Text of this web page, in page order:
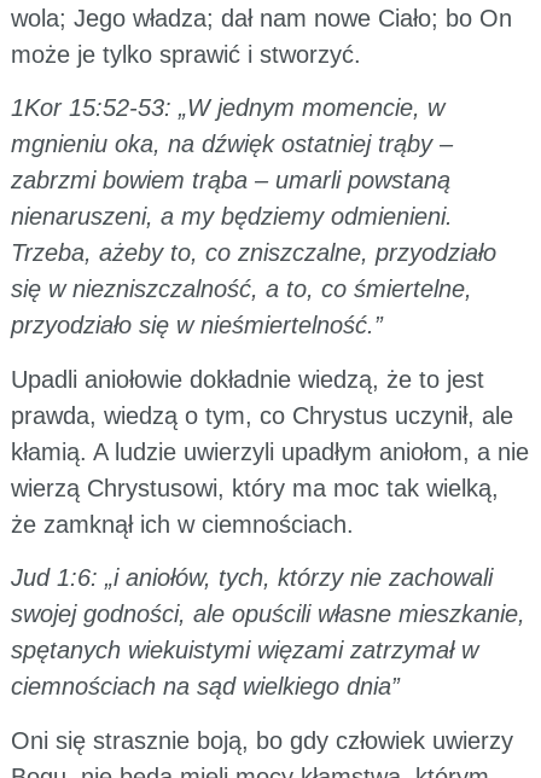
wola; Jego władza; dał nam nowe Ciało; bo On
może je tylko sprawić i stworzyć.
1Kor 15:52-53: „W jednym momencie, w
mgnieniu oka, na dźwięk ostatniej trąby –
zabrzmi bowiem trąba – umarli powstaną
nienaruszeni, a my będziemy odmienieni.
Trzeba, ażeby to, co zniszczalne, przyodziało
się w niezniszczalność, a to, co śmiertelne,
przyodziało się w nieśmiertelność.”
Upadli aniołowie dokładnie wiedzą, że to jest
prawda, wiedzą o tym, co Chrystus uczynił, ale
kłamią. A ludzie uwierzyli upadłym aniołom, a nie
wierzą Chrystusowi, który ma moc tak wielką,
że zamknął ich w ciemnościach.
Jud 1:6: „i aniołów, tych, którzy nie zachowali
swojej godności, ale opuścili własne mieszkanie,
spętanych wiekuistymi więzami zatrzymał w
ciemnościach na sąd wielkiego dnia”
Oni się strasznie boją, bo gdy człowiek uwierzy